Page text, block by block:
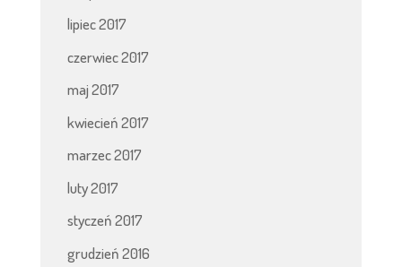
lipiec 2017
czerwiec 2017
maj 2017
kwiecień 2017
marzec 2017
luty 2017
styczeń 2017
grudzień 2016